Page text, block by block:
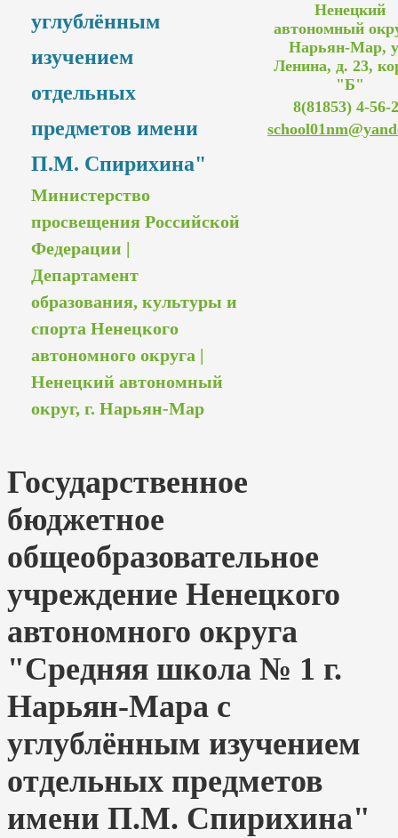
углублённым
изучением
отдельных
предметов имени
П.М. Спирихина"
Министерство
просвещения Российской
Федерации |
Департамент
образования, культуры и
спорта Ненецкого
автономного округа |
Ненецкий автономный
округ, г. Нарьян-Мар
Ненецкий
автономный
Нарьян-Мар,
Ленина, д. 23,
"Б"
8(81853) 4-56-
Государственное
бюджетное
общеобразовательное
учреждение Ненецкого
автономного округа
"Средняя школа № 1 г.
Нарьян-Мара с
углублённым изучением
отдельных предметов
имени П.М. Спирихина"